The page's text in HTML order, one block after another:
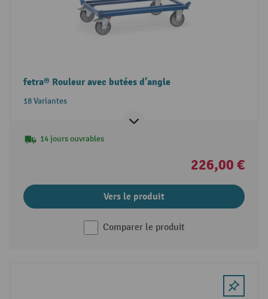
fetra® Rouleur avec butées d’angle
18 Variantes
14 jours ouvrables
226,00 €
Vers le produit
Comparer le produit